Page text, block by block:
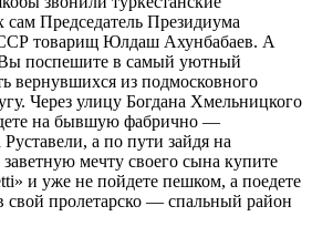
сам Председатель Президиума
товарищ Юлдаш Ахунбабаев. А
поспешите в самый уютный
вернувшихся из подмосковного
Через улицу Богдана Хмельницкого
на бывшую фабрично —
а по пути зайдя на
мечту своего сына купите
и уже не пойдете пешком, а поедете
свой пролетарско — спальный район